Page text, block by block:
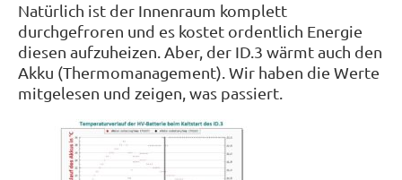
Natürlich ist der Innenraum komplett
durchgefroren und es kostet ordentlich Energie
diesen aufzuheizen. Aber, der ID.3 wärmt auch den
Akku (Thermomanagement). Wir haben die Werte
mitgelesen und zeigen, was passiert.